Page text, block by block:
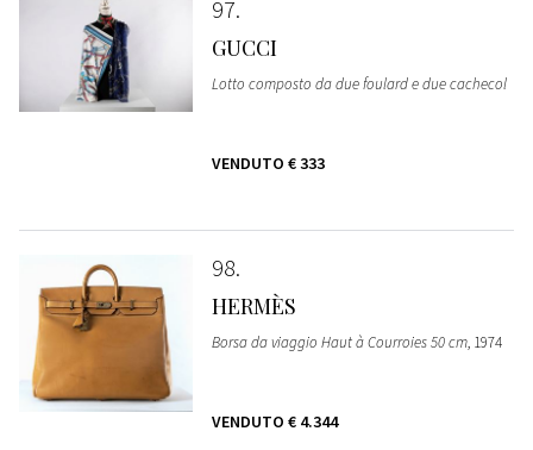
97
GUCCI
Lotto composto da due foulard e due cachecol
VENDUTO € 333
98
HERMÈS
Borsa da viaggio Haut à Courroies 50 cm, 1974
VENDUTO € 4.344